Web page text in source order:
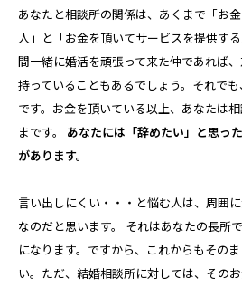
あなたと相談所の関係は、あくまで「お
人」と「お金を頂いてサービスを提供す
間一緒に婚活を頑張って来た仲であれば
持っていることもあるでしょう。それで
です。お金を頂いている以上、あなたは
まです。 あなたには「辞めたい」と思っ
があります。
言い出しにくい・・・と悩む人は、周囲
なのだと思います。 それはあなたの長所
になります。ですから、これからもその
い。ただ、結婚相談所に対しては、その